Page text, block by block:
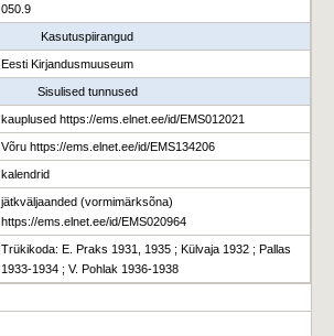
050.9
Kasutuspiirangud
Eesti Kirjandusmuuseum
Sisulised tunnused
kauplused https://ems.elnet.ee/id/EMS012021
Võru https://ems.elnet.ee/id/EMS134206
kalendrid
jätkväljaanded (vormimärksõna)
https://ems.elnet.ee/id/EMS020964
Trükikoda: E. Praks 1931, 1935 ; Külvaja 1932 ; Pallas
1933-1934 ; V. Pohlak 1936-1938